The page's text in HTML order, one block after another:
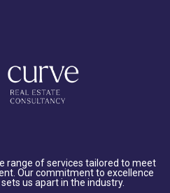
range of services tailored to meet
Our commitment to excellence
us apart in the industry.